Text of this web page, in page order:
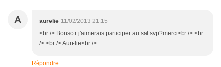
A aurelie 11/02/2013 21:15
<br /> Bonsoir j'aimerais participer au sal svp?merci<br /> <br
/> <br /> Aurelie<br />
Répondre